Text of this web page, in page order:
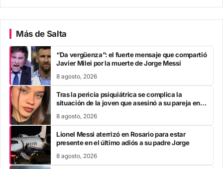
Más de Salta
“Da vergüenza”: el fuerte mensaje que compartió
Javier Milei por la muerte de Jorge Messi
8 agosto, 2026
Tras la pericia psiquiátrica se complica la
situación de la joven que asesinó a su pareja en el
8 agosto, 2026
Lionel Messi aterrizó en Rosario para estar
presente en el último adiós a su padre Jorge
8 agosto, 2026